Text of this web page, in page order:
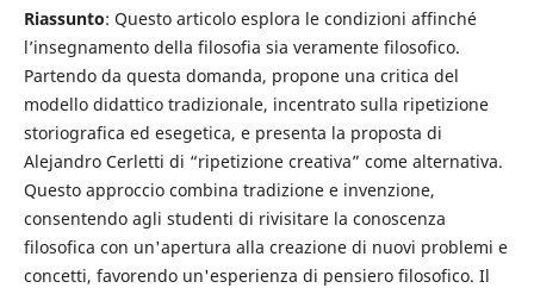
Riassunto: Questo articolo esplora le condizioni affinché
l’insegnamento della filosofia sia veramente filosofico.
Partendo da questa domanda, propone una critica del
modello didattico tradizionale, incentrato sulla ripetizione
storiografica ed esegetica, e presenta la proposta di
Alejandro Cerletti di “ripetizione creativa” come alternativa.
Questo approccio combina tradizione e invenzione,
consentendo agli studenti di rivisitare la conoscenza
filosofica con un'apertura alla creazione di nuovi problemi e
concetti, favorendo un'esperienza di pensiero filosofico. Il